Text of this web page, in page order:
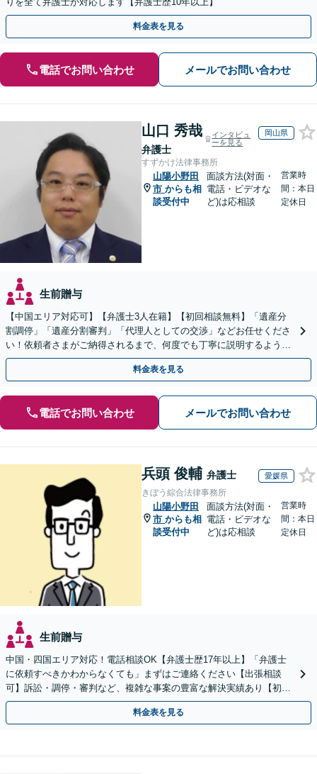
料金表を見る
電話でお問い合わせ メールでお問い合わせ
山口 秀哉
弁護士
インタビュ
ーを見る
岡山県
すずかけ法律事務所
山陽小野田
市 からも相
談受付中
面談方法(対面・
電話・ビデオな
ど)は応相談
営業時
間：本日
定休日
生前贈与
【中国エリア対応可】【弁護士3人在籍】【初回相談無料】「遺産分
割調停」「遺産分割審判」「代理人としての交渉」などお任せくださ
い！依頼者さまがご納得されるまで、何度でも丁寧に説明するよう心
掛けています【土日祝／夜間対応可】【当日／電話相談可】
料金表を見る
電話でお問い合わせ メールでお問い合わせ
兵頭 俊輔 弁護士 愛媛県
きぼう綜合法律事務所
山陽小野田
市 からも相
談受付中
面談方法(対面・
電話・ビデオな
ど)は応相談
営業時
間：本日
定休日
生前贈与
中国・四国エリア対応！電話相談OK【弁護士歴17年以上】「弁護士
に依頼すべきかわからなくても」まずはご連絡ください【出張相談
可】訴訟・調停・審判など、複雑な事案の豊富な解決実績あり【初回
相談無料】初回面談のみで解決できるケースもあります
料金表を見る